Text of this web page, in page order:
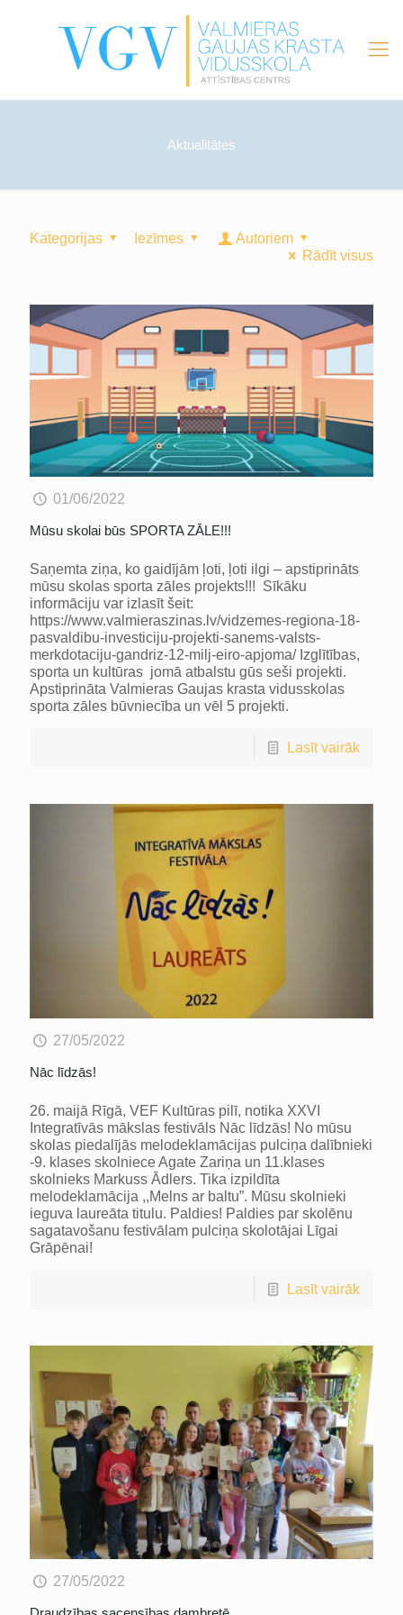
Aktualitātes
Kategorijas Iezīmes
Autoriem
Rādīt visus
01/06/2022
Mūsu skolai būs SPORTA ZĀLE!!!
Saņemta ziņa, ko gaidījām ļoti, ļoti ilgi – apstiprināts
mūsu skolas sporta zāles projekts!!! Sīkāku
informāciju var izlasīt šeit:
https://www.valmieraszinas.lv/vidzemes-regiona-18-
pasvaldibu-investiciju-projekti-sanems-valsts-
merkdotaciju-gandriz-12-milj-eiro-apjoma/ Izglītības,
sporta un kultūras jomā atbalstu gūs seši projekti.
Apstiprināta Valmieras Gaujas krasta vidusskolas
sporta zāles būvniecība un vēl 5 projekti.
Lasīt vairāk
27/05/2022
Nāc līdzās!
26. maijā Rīgā, VEF Kultūras pilī, notika XXVI
Integratīvās mākslas festivāls Nāc līdzās! No mūsu
skolas piedalījās melodeklamācijas pulciņa dalībnieki
-9. klases skolniece Agate Zariņa un 11.klases
skolnieks Markuss Ādlers. Tika izpildīta
melodeklamācija ,,Melns ar baltu”. Mūsu skolnieki
ieguva laureāta titulu. Paldies! Paldies par skolēnu
sagatavošanu festivālam pulciņa skolotājai Līgai
Grāpēnai!
Lasīt vairāk
27/05/2022